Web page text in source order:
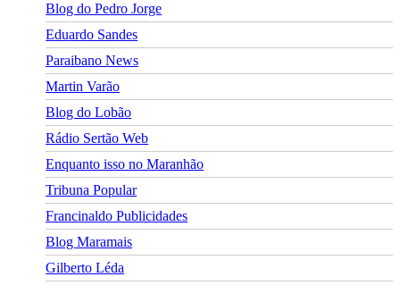
Blog do Pedro Jorge
Eduardo Sandes
Paraibano News
Martin Varão
Blog do Lobão
Rádio Sertão Web
Enquanto isso no Maranhão
Tribuna Popular
Francinaldo Publicidades
Blog Maramais
Gilberto Léda